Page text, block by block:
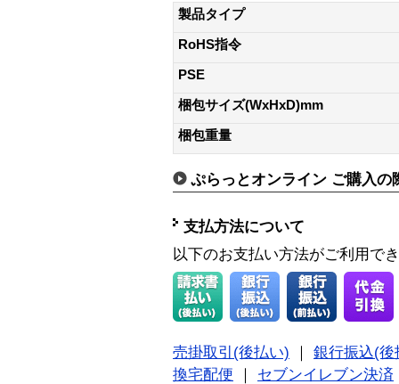
製品タイプ
RoHS指令
PSE
梱包サイズ(WxHxD)mm
梱包重量
ぷらっとオンライン ご購入の
支払方法について
以下のお支払い方法がご利用で
売掛取引(後払い) ｜ 銀行振込(後
換宅配便 ｜ セブンイレブン決済